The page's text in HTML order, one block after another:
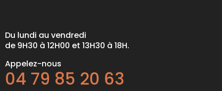
Du lundi au vendredi
de 9H30 à 12H00 et 13H30 à 18H.
Appelez-nous
04 79 85 20 63